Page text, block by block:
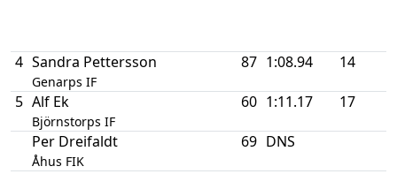
4 Sandra Pettersson
Genarps IF
87 1:08.94 14
5 Alf Ek
Björnstorps IF
60 1:11.17 17
Per Dreifaldt
Åhus FIK
69 DNS